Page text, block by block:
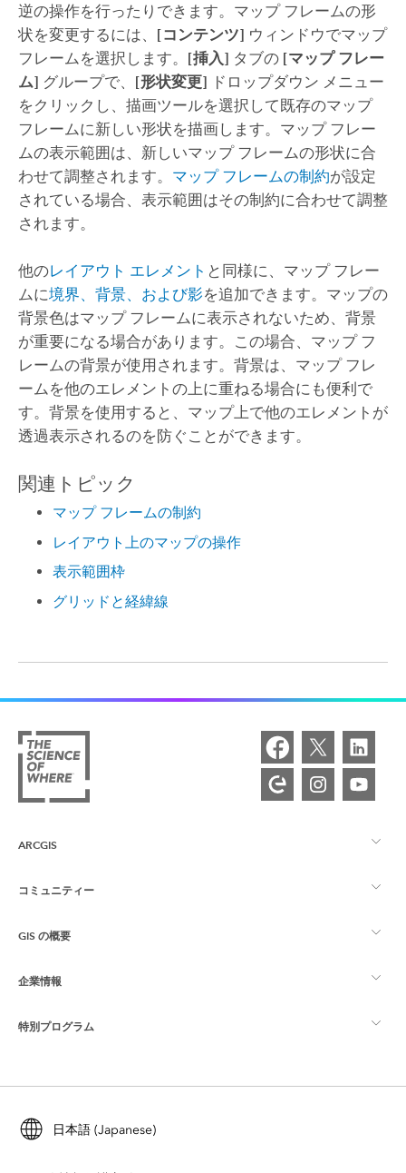
逆の操作を行ったりできます。マップ フレームの形
状を変更するには、 [コンテンツ] ウィンドウでマップ
フレームを選択します。 [挿入] タブの [マップ フレー
ム] グループで、 [形状変更] ドロップダウン メニュー
をクリックし、描画ツールを選択して既存のマップ
フレームに新しい形状を描画します。マップ フレー
ムの表示範囲は、新しいマップ フレームの形状に合
わせて調整されます。 マップ フレームの制約が設定
されている場合、表示範囲はその制約に合わせて調整
されます。
他のレイアウト エレメント と同様に、マップ フレー
ムに境界、背景、および影を追加できます。マップの
背景色はマップ フレームに表示されないため、背景
が重要になる場合があります。この場合、マップ フ
レームの背景が使用されます。背景は、マップ フレ
ームを他のエレメントの上に重ねる場合にも便利で
す。背景を使用すると、マップ上で他のエレメントが
透過表示されるのを防ぐことができます。
関連トピック
マップ フレームの制約
レイアウト上のマップの操作
表示範囲枠
グリッドと経緯線
ARCGIS
ArcGIS の概要
マッピング
コミュニティー
Esri Community
ArcGIS ブログ
Esri Young Professionals Network
GIS の概要
GIS とは
ロケーション インテリジェンス
トレーニング
ArcUser
企業情報
Esri について
採用情報
特別プログラム
ArcGIS for Student Use
日本語 (Japanese)